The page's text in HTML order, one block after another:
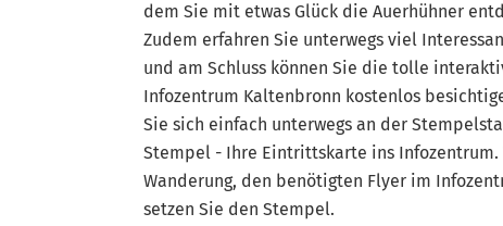
dem Sie mit etwas Glück die Auerhühner
Zudem erfahren Sie unterwegs viel
und am Schluss können Sie die tolle
Infozentrum Kaltenbronn kostenlos
Sie sich einfach unterwegs an der
Stempel - Ihre Eintrittskarte ins
Wanderung, den benötigten Flyer im
setzen Sie den Stempel.